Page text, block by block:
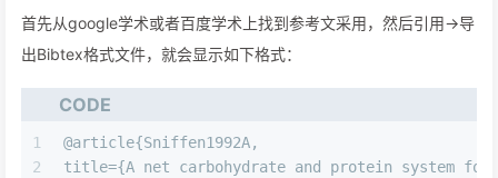
首先从google学术或者百度学术上找到参考文采用，然后引用->导
出Bibtex格式文件，就会显示如下格式：
CODE
1
2
@article{Sniffen1992A,
title={A net carbohydrate and protein system